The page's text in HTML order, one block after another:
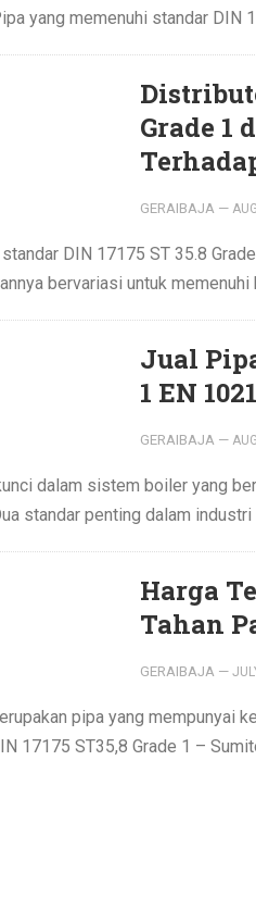
yang memenuhi standar DIN
Grade 1
GERAIBAJA —
DIN 17175 ST 35.8
bervariasi untuk
Jual
1 EN
GERAIBAJA —
dalam sistem boiler yang
standar penting dalam
Harga
Tahan
GERAIBAJA —
pipa yang mempunyai
17175 ST35,8 Grade 1 –